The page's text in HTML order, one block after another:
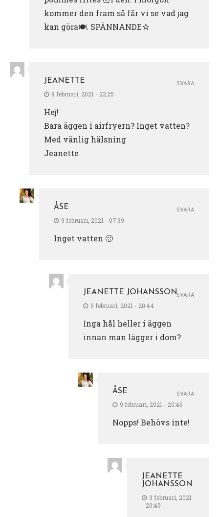
kommer den fram så får vi se vad jag
kan göra🍽. SPÄNNANDE☆
JEANETTE
8 februari, 2021 - 22:25
Hej!
Bara äggen i airfryern? Inget vatten?
Med vänlig hälsning
Jeanette
SVARA
ÅSE
9 februari, 2021 - 07:39
Inget vatten 🙂
SVARA
JEANETTE JOHANSSON
9 februari, 2021 - 20:44
Inga hål heller i äggen
innan man lägger i dom?
SVARA
ÅSE
9 februari, 2021 - 20:46
Nopps! Behövs inte!
SVARA
JEANETTE
JOHANSSON
9 februari, 2021
- 20:49